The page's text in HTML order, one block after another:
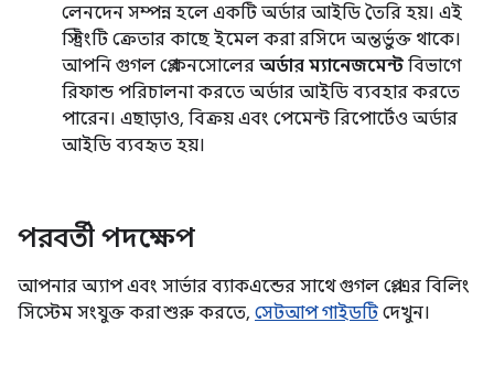
লেনদেন সম্পন্ন হলে একটি অর্ডার আইডি তৈরি হয়। এই
স্ট্রিংটি ক্রেতার কাছে ইমেল করা রসিদে অন্তর্ভুক্ত থাকে।
আপনি গুগল প্লে কনসোলের অর্ডার ম্যানেজমেন্ট বিভাগে
রিফান্ড পরিচালনা করতে অর্ডার আইডি ব্যবহার করতে
পারেন। এছাড়াও, বিক্রয় এবং পেমেন্ট রিপোর্টেও অর্ডার
আইডি ব্যবহৃত হয়।
পরবর্তী পদক্ষেপ
আপনার অ্যাপ এবং সার্ভার ব্যাকএন্ডের সাথে গুগল প্লে-এর বিলিং
সিস্টেম সংযুক্ত করা শুরু করতে, সেটআপ গাইডটি দেখুন।